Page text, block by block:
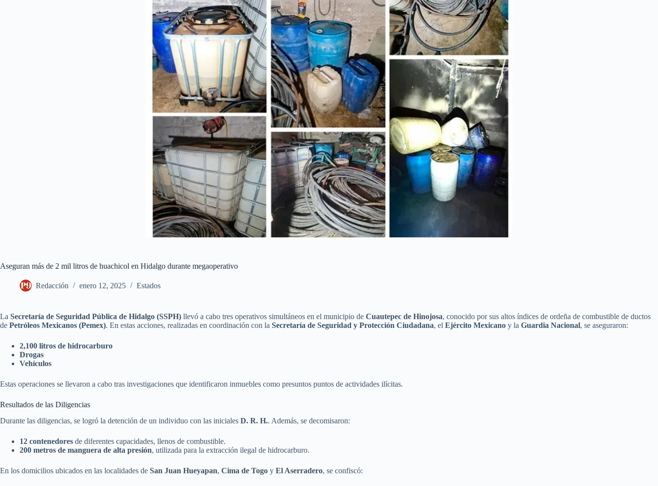
Aseguran más de 2 mil litros de huachicol en Hidalgo durante megaoperativo
Redacción enero 12, 2025 Estados
La Secretaría de Seguridad Pública de Hidalgo (SSPH) llevó a cabo tres operativos simultáneos en el municipio de Cuautepec de Hinojosa, conocido por sus altos índices de ordeña de combustible de ductos
de Petróleos Mexicanos (Pemex). En estas acciones, realizadas en coordinación con la Secretaría de Seguridad y Protección Ciudadana, el Ejército Mexicano y la Guardia Nacional, se aseguraron:
2,100 litros de hidrocarburo
Drogas
Vehículos
Estas operaciones se llevaron a cabo tras investigaciones que identificaron inmuebles como presuntos puntos de actividades ilícitas.
Resultados de las Diligencias
Durante las diligencias, se logró la detención de un individuo con las iniciales D. R. H.. Además, se decomisaron:
12 contenedores de diferentes capacidades, llenos de combustible.
200 metros de manguera de alta presión, utilizada para la extracción ilegal de hidrocarburo.
En los domicilios ubicados en las localidades de San Juan Hueyapan, Cima de Togo y El Aserradero, se confiscó: